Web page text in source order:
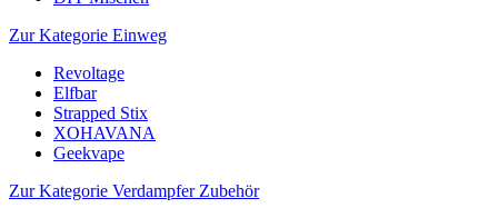
Zur Kategorie Einweg
Revoltage
Elfbar
Strapped Stix
XOHAVANA
Geekvape
Zur Kategorie Verdampfer Zubehör